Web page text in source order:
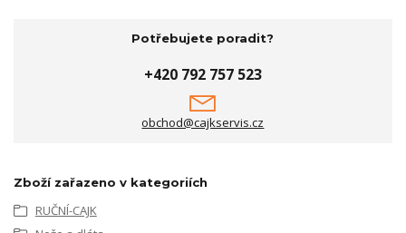
Potřebujete poradit?
+420 792 757 523
obchod@cajkservis.cz
Zboží zařazeno v kategoriích
RUČNÍ-CAJK